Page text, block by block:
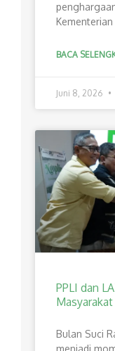
Kementerian
BACA
Juni 8, 2026
PPLI dan
Bulan Suci